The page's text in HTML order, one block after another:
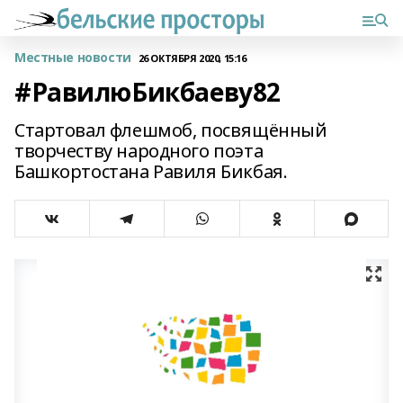
Местные новости 26 ОКТЯБРЯ 2020, 15:16
#РавилюБикбаеву82
Стартовал флешмоб, посвящённый
творчеству народного поэта
Башкортостана Равиля Бикбая.